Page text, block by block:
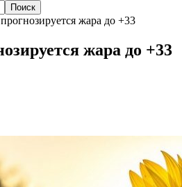
жара до +33
жара до +33